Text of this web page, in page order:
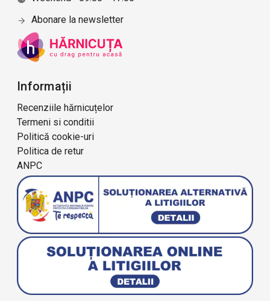
Abonare la newsletter
Informații
Recenziile hărnicuțelor
Termeni si conditii
Politică cookie-uri
Politica de retur
ANPC